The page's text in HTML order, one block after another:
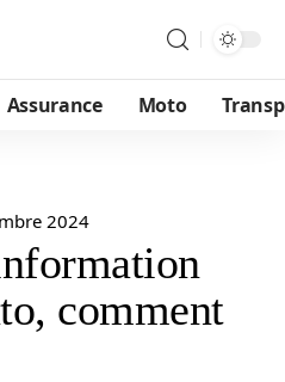
Assurance Moto
2024
comment